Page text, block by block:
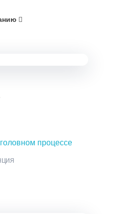
процессе